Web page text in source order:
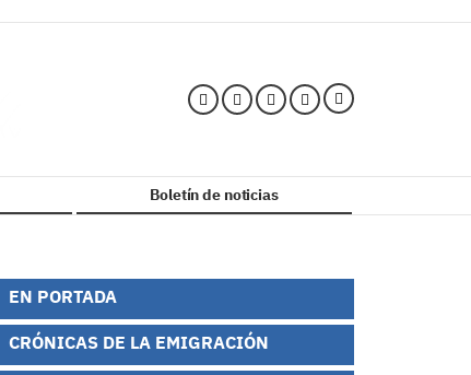
Boletín de noticias
EN PORTADA
CRÓNICAS DE LA EMIGRACIÓN